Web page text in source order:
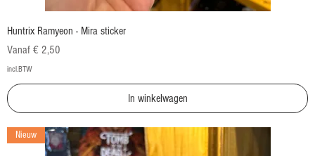
Huntrix Ramyeon - Mira sticker
Vanaf € 2,50
Verkoopprijs
incl.BTW
In winkelwagen
Nieuw